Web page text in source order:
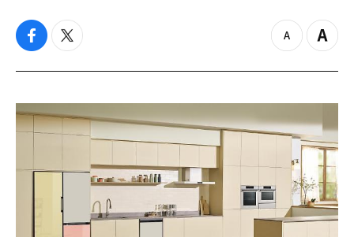
f
c
b
o
o
t
i
t
e
r
z
o
o
t
Z
o
i